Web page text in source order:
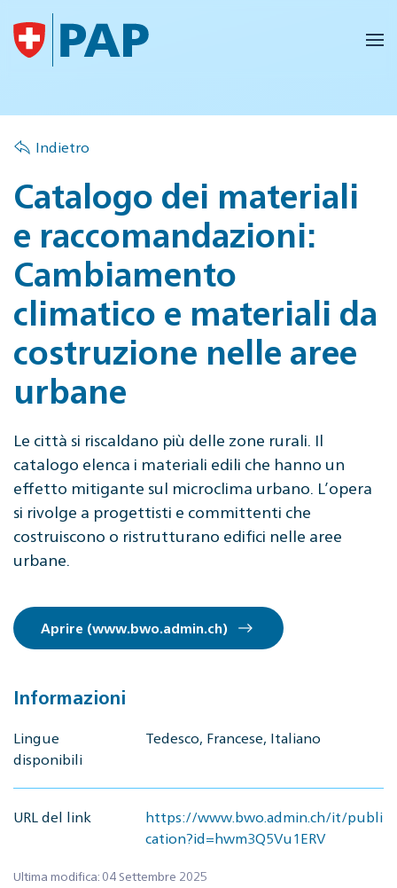
Skip to main content
Indietro
Catalogo dei materiali
e raccomandazioni:
Cambiamento
climatico e materiali da
costruzione nelle aree
urbane
Le città si riscaldano più delle zone rurali. Il
catalogo elenca i materiali edili che hanno un
effetto mitigante sul microclima urbano. L’opera
si rivolge a progettisti e committenti che
costruiscono o ristrutturano edifici nelle aree
urbane.
Aprire (www.bwo.admin.ch)
Informazioni
Lingue
disponibili
Tedesco, Francese, Italiano
URL del link
https://www.bwo.admin.ch/it/publi
cation?id=hwm3Q5Vu1ERV
Ultima modifica: 04 Settembre 2025